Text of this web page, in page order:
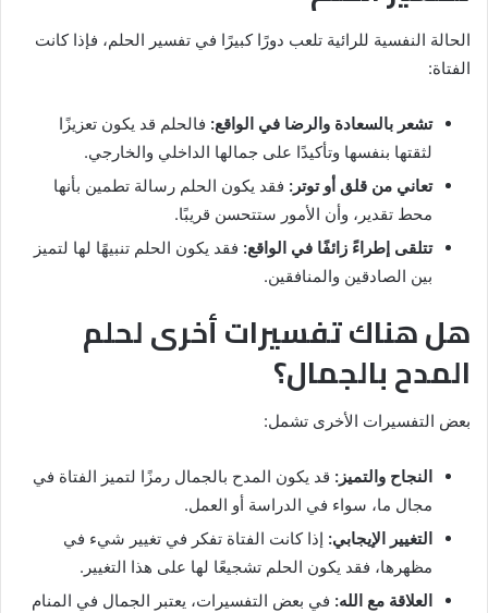
الحالة النفسية للرائية تلعب دورًا كبيرًا في تفسير الحلم، فإذا كانت
الفتاة:
تشعر بالسعادة والرضا في الواقع: فالحلم قد يكون تعزيزًا
لثقتها بنفسها وتأكيدًا على جمالها الداخلي والخارجي.
تعاني من قلق أو توتر: فقد يكون الحلم رسالة تطمين بأنها
محط تقدير، وأن الأمور ستتحسن قريبًا.
تتلقى إطراءً زائفًا في الواقع: فقد يكون الحلم تنبيهًا لها لتميز
بين الصادقين والمنافقين.
هل هناك تفسيرات أخرى لحلم
المدح بالجمال؟
بعض التفسيرات الأخرى تشمل:
النجاح والتميز: قد يكون المدح بالجمال رمزًا لتميز الفتاة في
مجال ما، سواء في الدراسة أو العمل.
التغيير الإيجابي: إذا كانت الفتاة تفكر في تغيير شيء في
مظهرها، فقد يكون الحلم تشجيعًا لها على هذا التغيير.
العلاقة مع الله: في بعض التفسيرات، يعتبر الجمال في المنام